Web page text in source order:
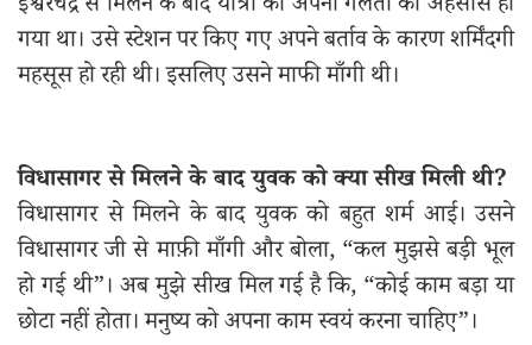
गया था। उसे स्टेशन पर किए गए अपने बर्ताव के कारण शर्मिंदगी
महसूस हो रही थी। इसलिए उसने माफी माँगी थी।
विधासागर से मिलने के बाद युवक को क्या सीख मिली थी?
विधासागर से मिलने के बाद युवक को बहुत शर्म आई। उसने
विधासागर जी से माफ़ी माँगी और बोला, “कल मुझसे बड़ी भूल
हो गई थी”। अब मुझे सीख मिल गई है कि, “कोई काम बड़ा या
छोटा नहीं होता। मनुष्य को अपना काम स्वयं करना चाहिए”।